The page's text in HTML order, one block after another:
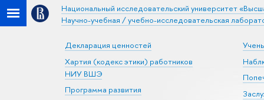
Национальный исследовательский университет
Научно-учебная / учебно-исследовательская
Декларация ценностей
Хартия (кодекс этики) работников
НИУ ВШЭ
Программа развития